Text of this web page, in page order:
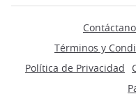
Términos y
Política de Privacidad